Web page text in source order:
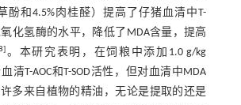
酚和4.5%肉桂醛）提高了仔猪血清中T-
氧化氢酶的水平，降低了MDA含量，提高
] 。本研究表明，在饲粮中添加1.0 g/kg
清T-AOC和T-SOD活性，但对血清中MDA
多来自植物的精油，无论是提取的还是